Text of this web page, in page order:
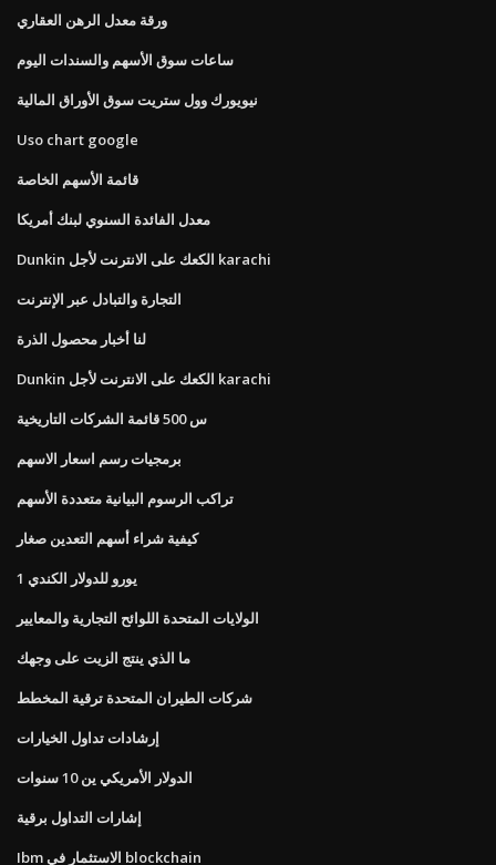
ورقة معدل الرهن العقاري
ساعات سوق الأسهم والسندات اليوم
نيويورك وول ستريت سوق الأوراق المالية
Uso chart google
قائمة الأسهم الخاصة
معدل الفائدة السنوي لبنك أمريكا
Dunkin الكعك على الانترنت لأجل karachi
التجارة والتبادل عبر الإنترنت
لنا أخبار محصول الذرة
Dunkin الكعك على الانترنت لأجل karachi
س 500 قائمة الشركات التاريخية
برمجيات رسم اسعار الاسهم
تراكب الرسوم البيانية متعددة الأسهم
كيفية شراء أسهم التعدين صغار
1 يورو للدولار الكندي
الولايات المتحدة اللوائح التجارية والمعايير
ما الذي ينتج الزيت على وجهك
شركات الطيران المتحدة ترقية المخطط
إرشادات تداول الخيارات
الدولار الأمريكي ين 10 سنوات
إشارات التداول برقية
Ibm الاستثمار في blockchain